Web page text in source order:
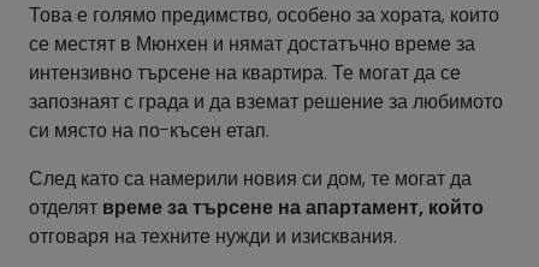
Това е голямо предимство, особено за хората, които
се местят в Мюнхен и нямат достатъчно време за
интензивно търсене на квартира. Те могат да се
запознаят с града и да вземат решение за любимото
си място на по-късен етап.
След като са намерили новия си дом, те могат да
отделят време за търсене на апартамент, който
отговаря на техните нужди и изисквания.